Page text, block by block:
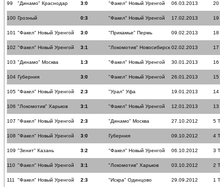
99 "Динамо" Краснодар 3:0 "Факел" Новый Уренгой 06.03.2013 20
100 Грозный 0:3 "Факел" Новый Уренгой 17.02.2013 19
101 "Факел" Новый Уренгой 3:0 "Прикамье" Пермь 09.02.2013 18
102 "Факел" Новый Уренгой 3:1 "Локомотив" Новосибирск 02.02.2013 17
103 "Динамо" Москва 1:3 "Факел" Новый Уренгой 30.01.2013 16
104 Губерния 3:0 "Факел" Новый Уренгой 26.01.2013 15
105 "Факел" Новый Уренгой 2:3 "Урал" Уфа 19.01.2013 14
106 "Локомотив" Харьков 3:1 "Факел" Новый Уренгой 12.01.2013 13
107 "Факел" Новый Уренгой 2:3 "Динамо" Москва 27.10.2012 5
108 "Факел" Новый Уренгой 3:0 Губерния 09.10.2012 4
109 "Зенит" Казань 3:2 "Факел" Новый Уренгой 06.10.2012 3
110 "Факел" Новый Уренгой 3:1 "Локомотив" Харьков 03.10.2012 2
111 "Факел" Новый Уренгой 2:3 "Искра" Одинцово 29.09.2012 1